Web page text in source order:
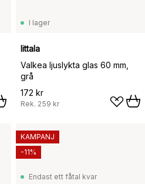
I lager
Iittala
Valkea ljuslykta glas 60 mm,
grå
172 kr
Rek. 259 kr
Endast ett fåtal kvar
KAMPANJ
-11%